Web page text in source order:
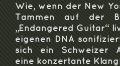
Wie, wenn der New
Tammen auf der
„Endangered Guitar“
eigenen DNA
sich ein Schweizer
eine konzertante